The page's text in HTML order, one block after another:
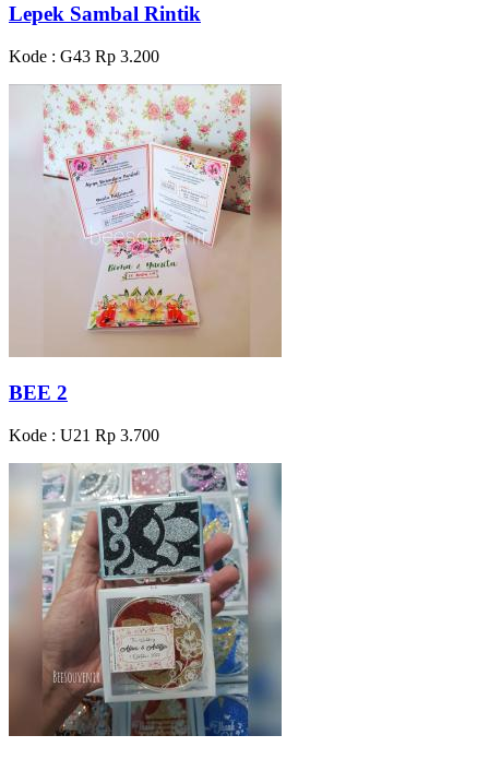
Lepek Sambal Rintik
Kode : G43 Rp 3.200
BEE 2
Kode : U21 Rp 3.700